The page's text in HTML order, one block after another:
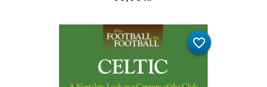
favorite_border